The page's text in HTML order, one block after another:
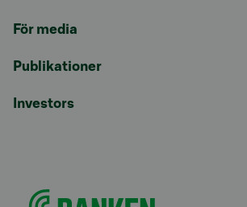
För media
Publikationer
Investors